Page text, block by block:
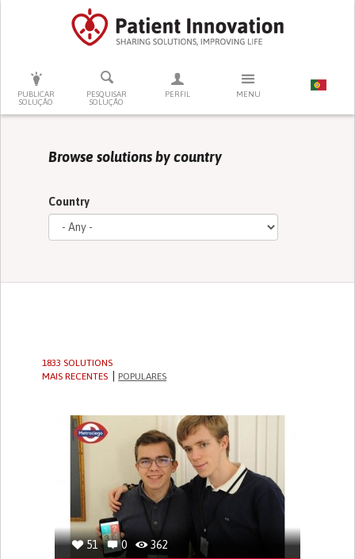
PUBLICAR
SOLUÇÃO
PESQUISAR
SOLUÇÃO
PERFIL MENU
PRESSIONE ENTER PARA PESQUISAR
Browse solutions by country
Country
1833 SOLUTIONS
MAIS RECENTES
POPULARES
51 0 362